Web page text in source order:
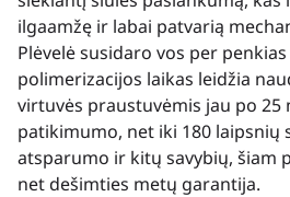
ilgaamžę ir labai patvarią
Plėvelė susidaro vos per
polimerizacijos laikas leidžia
virtuvės praustuvėmis jau po 25
patikimumo, net iki 180 laipsnių
atsparumo ir kitų savybių, šiam
net dešimties metų garantija.